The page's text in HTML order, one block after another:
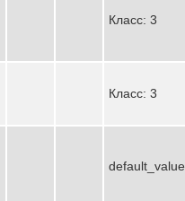
Класс: 3
Класс: 3
default_value